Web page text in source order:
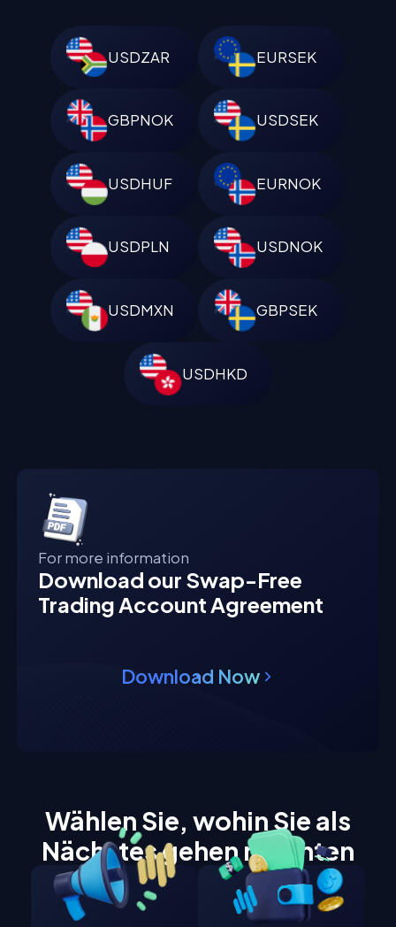
USDZAR EURSEK
GBPNOK USDSEK
USDHUF EURNOK
USDPLN USDNOK
USDMXN GBPSEK
USDHKD
For more information
Download our Swap-Free
Trading Account Agreement
Download Now
Wählen Sie, wohin Sie als
Nächstes gehen möchten